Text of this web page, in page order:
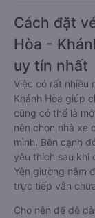
Cách đặt
Hòa -
uy tín nhất
Việc có rất nhiều
Khánh Hòa giúp
cũng có thể là
nên chọn nhà xe
mình. Bên cạnh
yêu thích sau khi
Yên giường nằm
trực tiếp vẫn
Cho nên để dễ